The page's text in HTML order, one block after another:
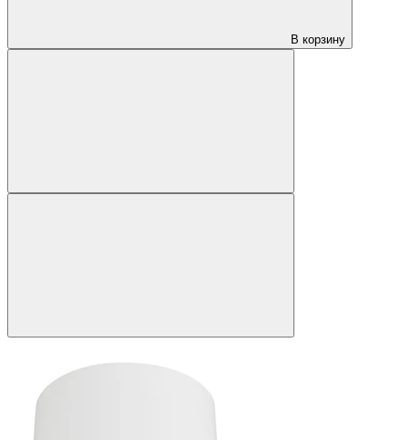
В корзину